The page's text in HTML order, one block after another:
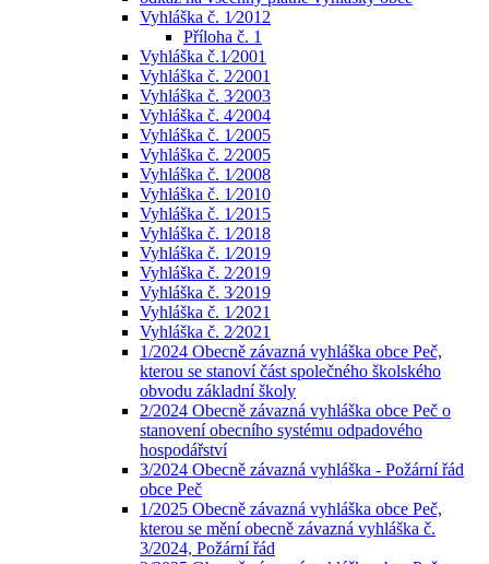
Vyhláška č. 1⁄2012
Příloha č. 1
Vyhláška č.1⁄2001
Vyhláška č. 2⁄2001
Vyhláška č. 3⁄2003
Vyhláška č. 4⁄2004
Vyhláška č. 1⁄2005
Vyhláška č. 2⁄2005
Vyhláška č. 1⁄2008
Vyhláška č. 1⁄2010
Vyhláška č. 1⁄2015
Vyhláška č. 1⁄2018
Vyhláška č. 1⁄2019
Vyhláška č. 2⁄2019
Vyhláška č. 3⁄2019
Vyhláška č. 1⁄2021
Vyhláška č. 2⁄2021
1/2024 Obecně závazná vyhláška obce Peč,
kterou se stanoví část společného školského
obvodu základní školy
2/2024 Obecně závazná vyhláška obce Peč o
stanovení obecního systému odpadového
hospodářství
3/2024 Obecně závazná vyhláška - Požární řád
obce Peč
1/2025 Obecně závazná vyhláška obce Peč,
kterou se mění obecně závazná vyhláška č.
3/2024, Požární řád